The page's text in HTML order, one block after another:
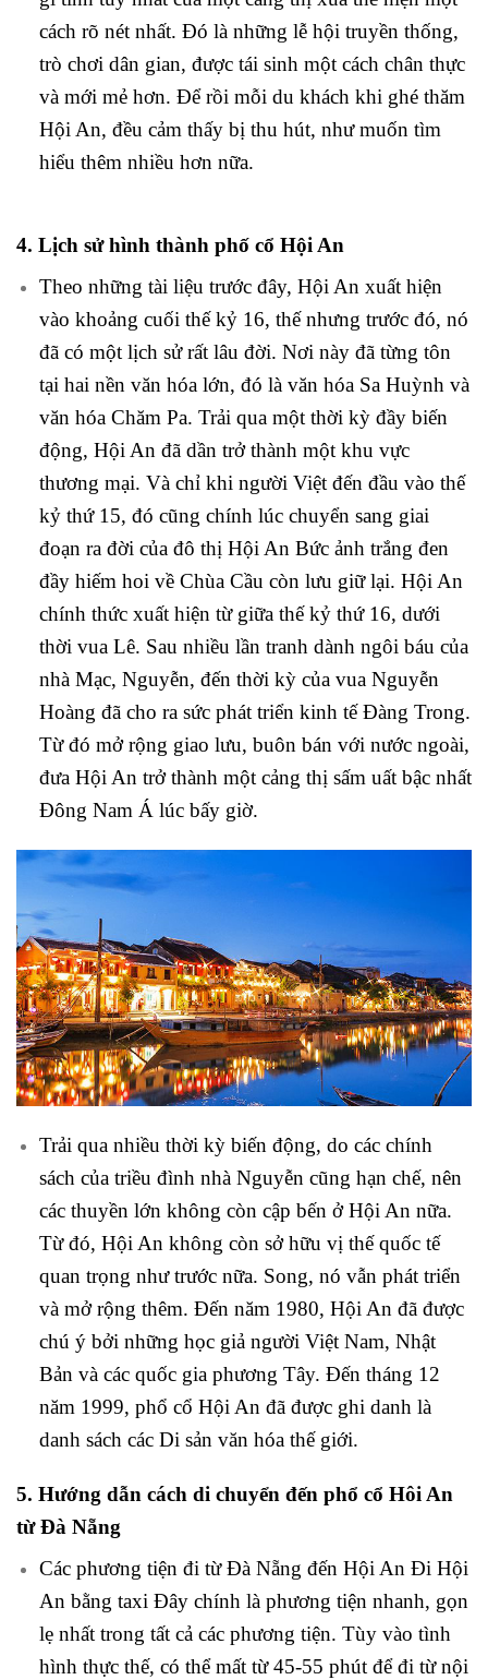
cách rõ nét nhất. Đó là những lễ hội truyền thống,
trò chơi dân gian, được tái sinh một cách chân thực
và mới mẻ hơn. Để rồi mỗi du khách khi ghé thăm
Hội An, đều cảm thấy bị thu hút, như muốn tìm
hiểu thêm nhiều hơn nữa.
4. Lịch sử hình thành phố cổ Hội An
Theo những tài liệu trước đây, Hội An xuất hiện
vào khoảng cuối thế kỷ 16, thế nhưng trước đó, nó
đã có một lịch sử rất lâu đời. Nơi này đã từng tôn
tại hai nền văn hóa lớn, đó là văn hóa Sa Huỳnh và
văn hóa Chăm Pa. Trải qua một thời kỳ đầy biến
động, Hội An đã dần trở thành một khu vực
thương mại. Và chỉ khi người Việt đến đầu vào thế
kỷ thứ 15, đó cũng chính lúc chuyển sang giai
đoạn ra đời của đô thị Hội An Bức ảnh trắng đen
đầy hiếm hoi về Chùa Cầu còn lưu giữ lại. Hội An
chính thức xuất hiện từ giữa thế kỷ thứ 16, dưới
thời vua Lê. Sau nhiều lần tranh dành ngôi báu của
nhà Mạc, Nguyễn, đến thời kỳ của vua Nguyễn
Hoàng đã cho ra sức phát triển kinh tế Đàng Trong.
Từ đó mở rộng giao lưu, buôn bán với nước ngoài,
đưa Hội An trở thành một cảng thị sấm uất bậc nhất
Đông Nam Á lúc bấy giờ.
Trải qua nhiều thời kỳ biến động, do các chính
sách của triều đình nhà Nguyễn cũng hạn chế, nên
các thuyền lớn không còn cập bến ở Hội An nữa.
Từ đó, Hội An không còn sở hữu vị thế quốc tế
quan trọng như trước nữa. Song, nó vẫn phát triển
và mở rộng thêm. Đến năm 1980, Hội An đã được
chú ý bởi những học giả người Việt Nam, Nhật
Bản và các quốc gia phương Tây. Đến tháng 12
năm 1999, phổ cổ Hội An đã được ghi danh là
danh sách các Di sản văn hóa thế giới.
5. Hướng dẫn cách di chuyển đến phổ cổ Hôi An
từ Đà Nẵng
Các phương tiện đi từ Đà Nẵng đến Hội An Đi Hội
An bằng taxi Đây chính là phương tiện nhanh, gọn
lẹ nhất trong tất cả các phương tiện. Tùy vào tình
hình thực thế, có thể mất từ 45-55 phút để đi từ nội